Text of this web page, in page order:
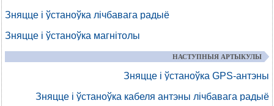
Зняцце і ўстаноўка лічбавага радыё
Зняцце і ўстаноўка магнітолы
НАСТУПНЫЯ АРТЫКУЛЫ
Зняцце і ўстаноўка GPS-антэны
Зняцце і ўстаноўка кабеля антэны лічбавага радыё